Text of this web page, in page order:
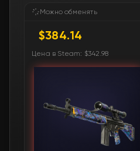
FN
FN
FN
Можно обменять
$384.14
Цена в Steam: $342.98